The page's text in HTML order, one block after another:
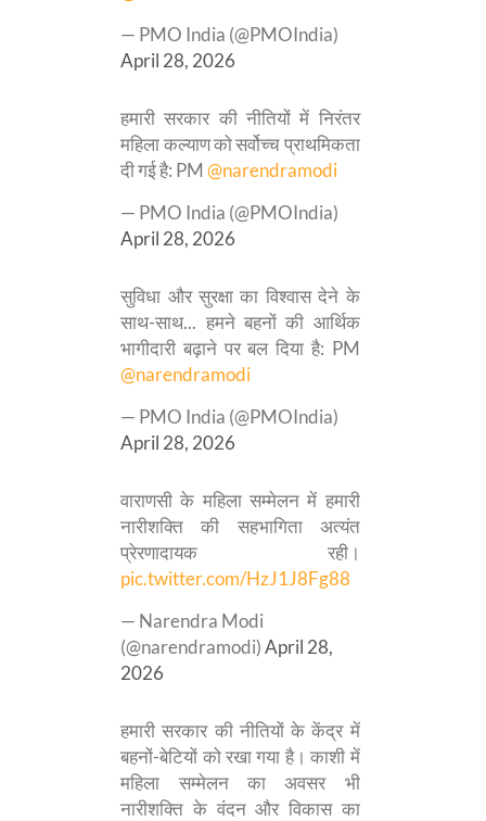
— PMO India (@PMOIndia)
April 28, 2026
हमारी सरकार की नीतियों में निरंतर
महिला कल्याण को सर्वोच्च प्राथमिकता
दी गई है: PM@narendramodi
— PMO India (@PMOIndia)
April 28, 2026
सुविधा और सुरक्षा का विश्वास देने के
साथ-साथ... हमने बहनों की आर्थिक
भागीदारी बढ़ाने पर बल दिया है: PM
@narendramodi
— PMO India (@PMOIndia)
April 28, 2026
वाराणसी के महिला सम्मेलन में हमारी
नारीशक्ति की सहभागिता अत्यंत
प्रेरणादायक रही।
pic.twitter.com/HzJ1J8Fg88
— Narendra Modi
(@narendramodi)April 28,
2026
हमारी सरकार की नीतियों के केंद्र में
बहनों-बेटियों को रखा गया है। काशी में
महिला सम्मेलन का अवसर भी
नारीशक्ति के वंदन और विकास का